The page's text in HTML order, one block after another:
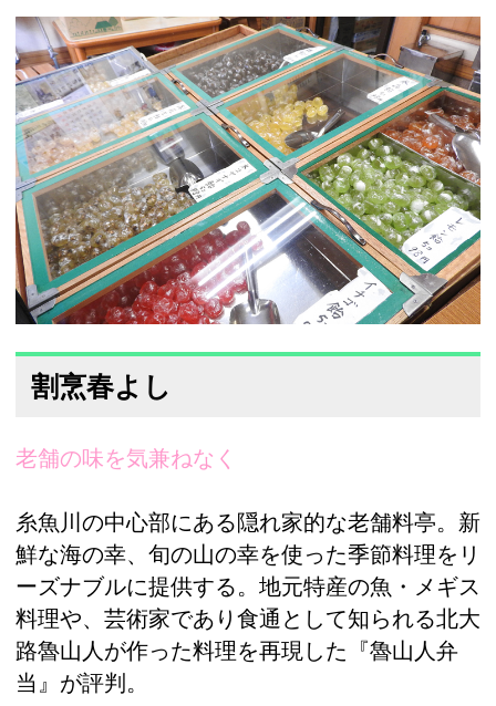
割烹春よし
老舗の味を気兼ねなく
糸魚川の中心部にある隠れ家的な老舗料亭。新
鮮な海の幸、旬の山の幸を使った季節料理をリ
ーズナブルに提供する。地元特産の魚・メギス
料理や、芸術家であり食通として知られる北大
路魯山人が作った料理を再現した『魯山人弁
当』が評判。